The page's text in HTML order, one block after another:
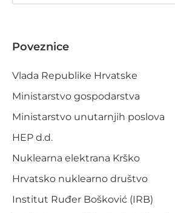
Poveznice
Vlada Republike Hrvatske
Ministarstvo gospodarstva
Ministarstvo unutarnjih poslova
HEP d.d.
Nuklearna elektrana Krško
Hrvatsko nuklearno društvo
Institut Ruđer Bošković (IRB)